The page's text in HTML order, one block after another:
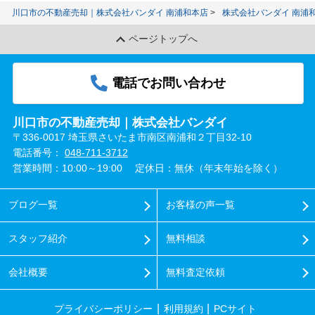
川口市の不動産売却｜株式会社バンダイ 南浦和本店 株式会社バンダイ 南浦
ページトップへ
電話でお問い合わせ
川口市の不動産売却｜株式会社バンダイ
〒336-0017 埼玉県さいたま市南区南浦和２丁目32-10
電話番号： 048-711-3712
営業時間：10:00～19:00
定休日：無休（年末年始を除く）
ブログ一覧
スタッフ紹介
会社概要
お客様の声一覧
無料相談
無料査定依頼
プライバシーポリシー 利用規約 PCサイト